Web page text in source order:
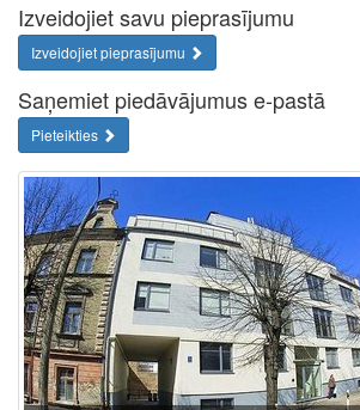
Izveidojiet savu pieprasījumu
Izveidojiet pieprasījumu
Saņemiet piedāvājumus e-pastā
Pieteikties